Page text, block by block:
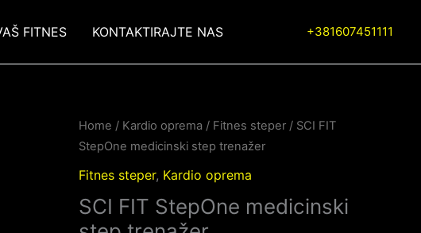
FITNES KONTAKTIRAJTE NAS +381607451111
Home / Kardio oprema / Fitnes steper/ SCI FIT
StepOne medicinski step trenažer
Fitnes steper, Kardio oprema
SCI FIT StepOne medicinski